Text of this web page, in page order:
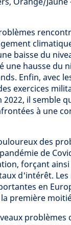
baisse du
hausse du
Enfin, avec
exercices
il semble
à une
des
de
forçant
d'intérêt.
en
première
problèmes